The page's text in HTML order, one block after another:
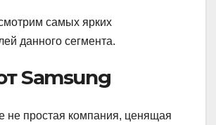
самых ярких
данного сегмента.
Samsung
не простая компания, ценящая